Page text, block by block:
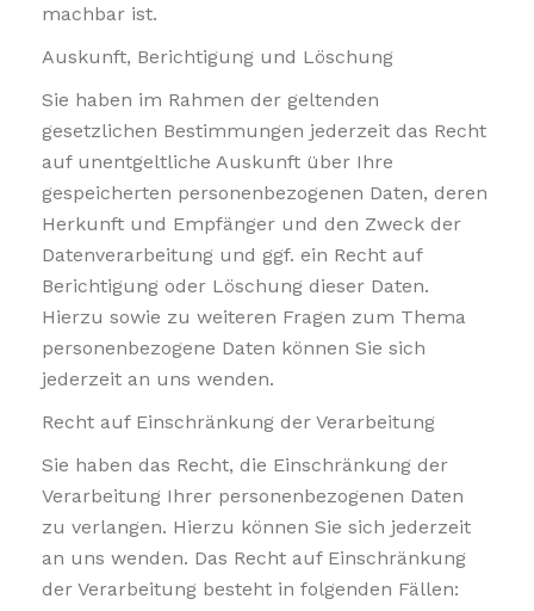
machbar ist.
Auskunft, Berichtigung und Löschung
Sie haben im Rahmen der geltenden
gesetzlichen Bestimmungen jederzeit das Recht
auf unentgeltliche Auskunft über Ihre
gespeicherten personenbezogenen Daten, deren
Herkunft und Empfänger und den Zweck der
Datenverarbeitung und ggf. ein Recht auf
Berichtigung oder Löschung dieser Daten.
Hierzu sowie zu weiteren Fragen zum Thema
personenbezogene Daten können Sie sich
jederzeit an uns wenden.
Recht auf Einschränkung der Verarbeitung
Sie haben das Recht, die Einschränkung der
Verarbeitung Ihrer personenbezogenen Daten
zu verlangen. Hierzu können Sie sich jederzeit
an uns wenden. Das Recht auf Einschränkung
der Verarbeitung besteht in folgenden Fällen: